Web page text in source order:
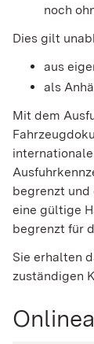
noch
Dies gilt
aus
als
Mit dem
begrenzt und
eine gültige
begrenzt für
Sie erhalten
zuständigen